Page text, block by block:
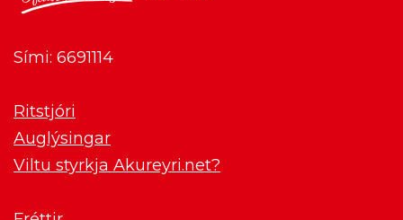
Sími: 6691114
Ritstjóri
Auglýsingar
Viltu styrkja Akureyri.net?